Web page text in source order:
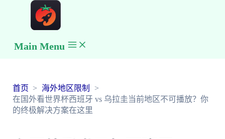
Main Menu
首页
海外地区限制
在国外看世界杯西班牙 vs 乌拉圭当前地区不可播放？你
的终极解决方案在这里